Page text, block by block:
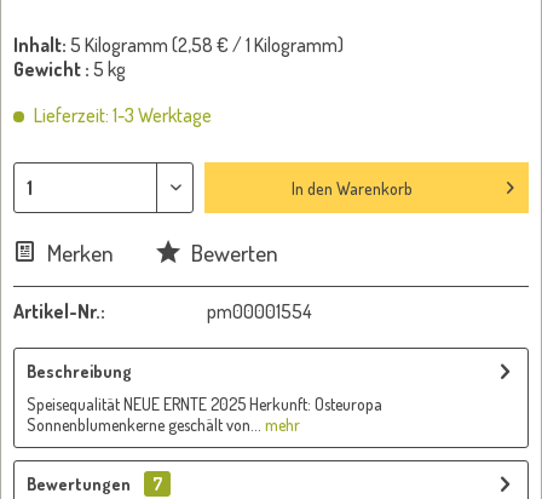
Inhalt: 5 Kilogramm (2,58 € / 1 Kilogramm)
Gewicht : 5 kg
Lieferzeit: 1-3 Werktage
In den Warenkorb
Merken Bewerten
Artikel-Nr.: pm00001554
Beschreibung
Speisequalität NEUE ERNTE 2025 Herkunft: Osteuropa
Sonnenblumenkerne geschält von...
mehr
Bewertungen
7